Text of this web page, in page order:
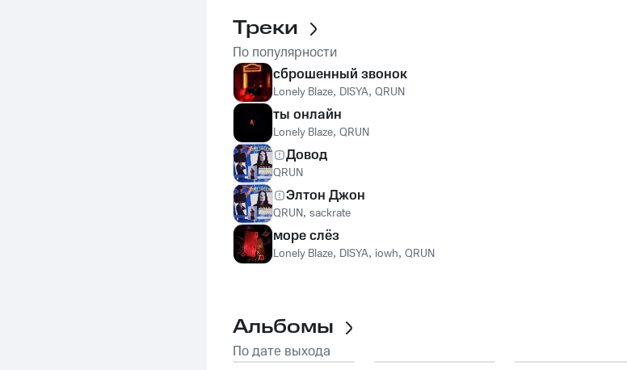
Треки
По популярности
сброшенный звонок
Lonely Blaze, DISYA, QRUN
ты онлайн
Lonely Blaze, QRUN
Довод
QRUN
Элтон Джон
QRUN, sackrate
море слёз
Lonely Blaze, DISYA, iowh, QRUN
Альбомы
По дате выхода